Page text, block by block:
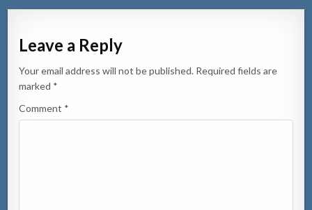
Leave a Reply
Your email address will not be published. Required fields are
marked *
Comment *